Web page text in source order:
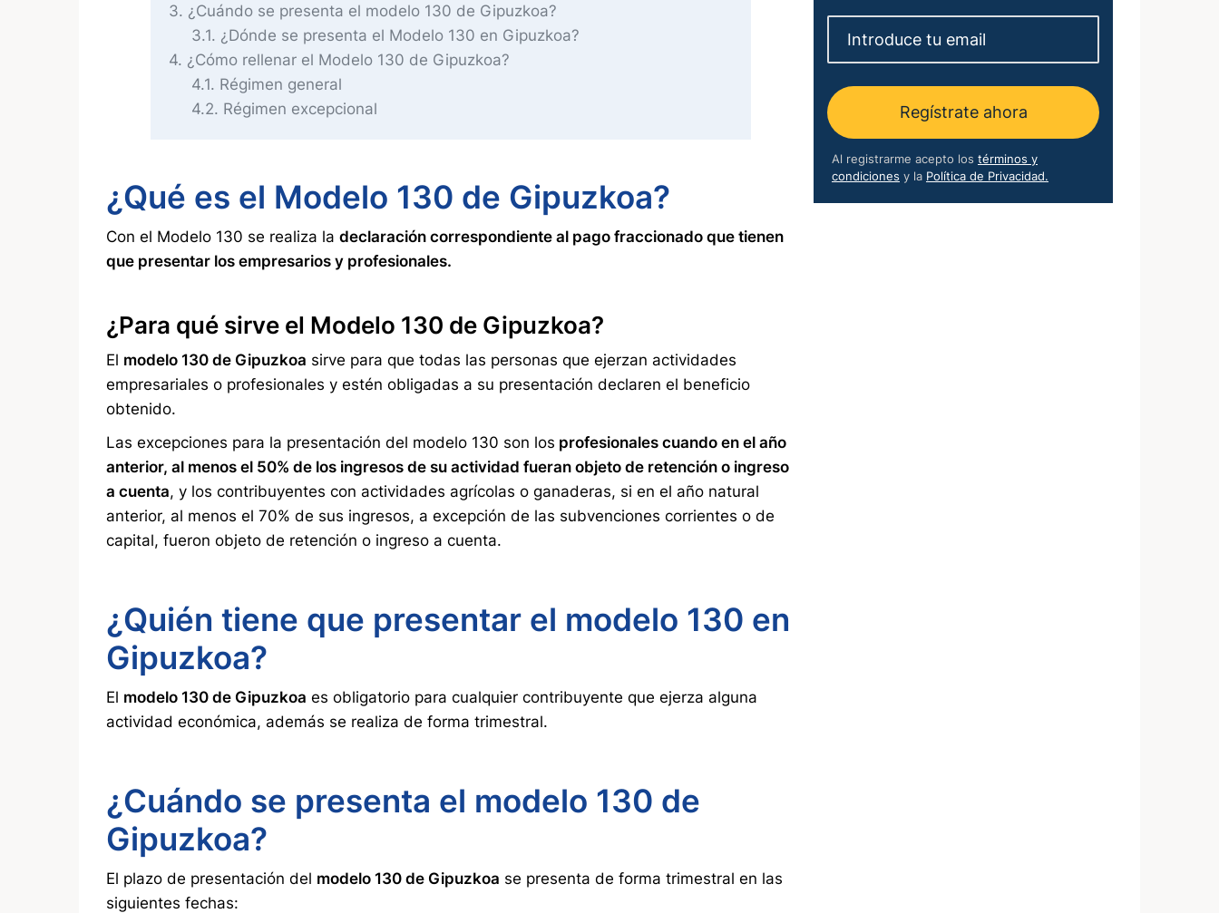
3 ¿Cuándo se presenta el modelo 130 de Gipuzkoa?
3.1 ¿Dónde se presenta el Modelo 130 en Gipuzkoa?
4 ¿Cómo rellenar el Modelo 130 de Gipuzkoa?
4.1 Régimen general
4.2 Régimen excepcional
¿Qué es el Modelo 130 de Gipuzkoa?
Con el Modelo 130 se realiza la declaración correspondiente al pago fraccionado que tienen
que presentar los empresarios y profesionales.
¿Para qué sirve el Modelo 130 de Gipuzkoa?
El modelo 130 de Gipuzkoa sirve para que todas las personas que ejerzan actividades
empresariales o profesionales y estén obligadas a su presentación declaren el beneficio
obtenido.
Las excepciones para la presentación del modelo 130 son los profesionales cuando en el año
anterior, al menos el 50% de los ingresos de su actividad fueran objeto de retención o ingreso
a cuenta, y los contribuyentes con actividades agrícolas o ganaderas, si en el año natural
anterior, al menos el 70% de sus ingresos, a excepción de las subvenciones corrientes o de
capital, fueron objeto de retención o ingreso a cuenta.
¿Quién tiene que presentar el modelo 130 en
Gipuzkoa?
El modelo 130 de Gipuzkoa es obligatorio para cualquier contribuyente que ejerza alguna
actividad económica, además se realiza de forma trimestral.
¿Cuándo se presenta el modelo 130 de
Gipuzkoa?
El plazo de presentación del modelo 130 de Gipuzkoa se presenta de forma trimestral en las
siguientes fechas:
Regístrate ahora
Al registrarme acepto los términos y
condiciones y la Política de Privacidad.